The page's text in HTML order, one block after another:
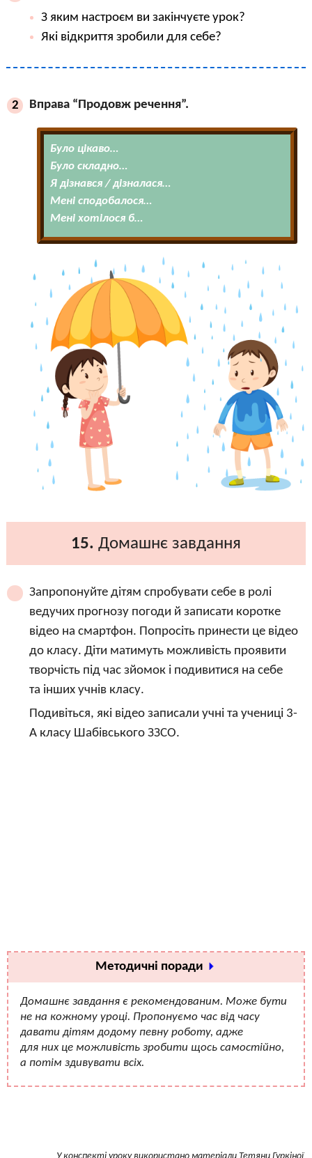
З яким настроєм ви закінчуєте урок?
Які відкриття зробили для себе?
2 Вправа “Продовж речення”.
Було цікаво…
Було складно…
Я дізнався / дізналася…
Мені сподобалося…
Мені хотілося б…
15. Домашнє завдання
Запропонуйте дітям спробувати себе в ролі
ведучих прогнозу погоди й записати коротке
відео на смартфон. Попросіть принести це відео
до класу. Діти матимуть можливість проявити
творчість під час зйомок і подивитися на себе
та інших учнів класу.
Подивіться, які відео записали учні та учениці 3-
А класу Шабівського ЗЗСО.
Методичні поради
Домашнє завдання є рекомендованим. Може бути
не на кожному уроці. Пропонуємо час від часу
давати дітям додому певну роботу, адже
для них це можливість зробити щось самостійно,
а потім здивувати всіх.